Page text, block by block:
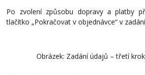
Po zvolení způsobu dopravy a platby
tlačítko „Pokračovat v objednávce“ v
Obrázek: Zadání údajů – třetí